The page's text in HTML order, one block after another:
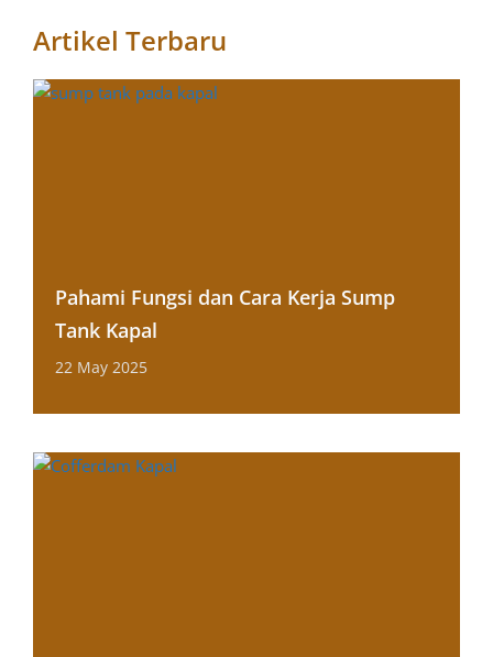
Artikel Terbaru
Pahami Fungsi dan Cara Kerja Sump
Tank Kapal
22 May 2025